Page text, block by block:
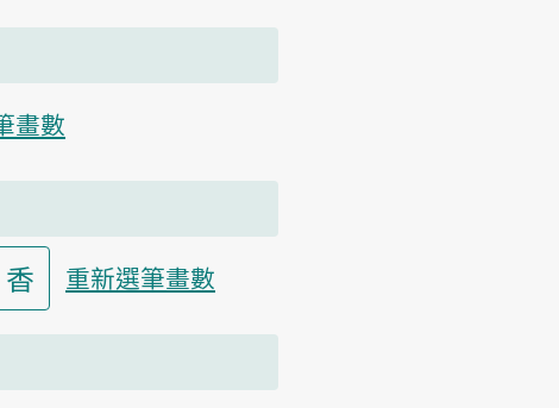
畫數
香 重新選筆畫數